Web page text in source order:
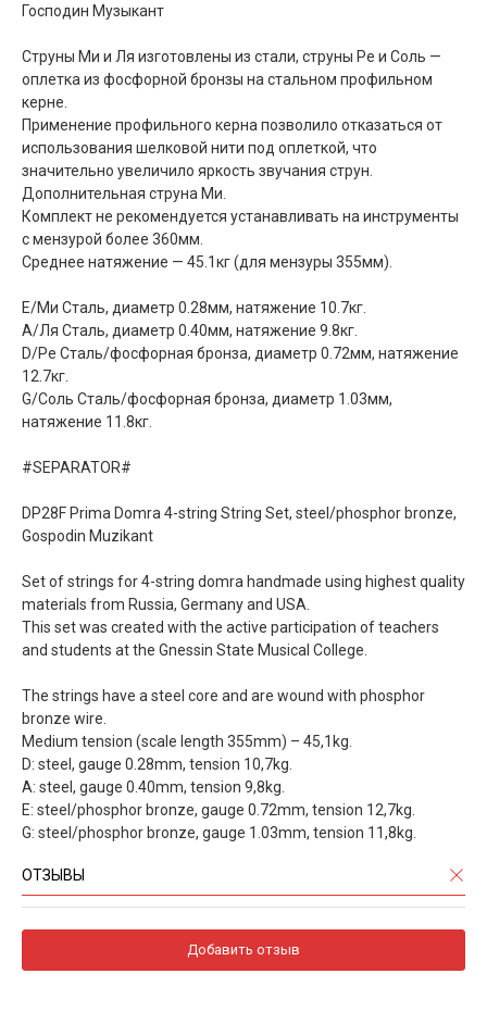
Господин Музыкант
Струны Ми и Ля изготовлены из стали, струны Ре и Соль —
оплетка из фосфорной бронзы на стальном профильном
керне.
Применение профильного керна позволило отказаться от
использования шелковой нити под оплеткой, что
значительно увеличило яркость звучания струн.
Дополнительная струна Ми.
Комплект не рекомендуется устанавливать на инструменты
с мензурой более 360мм.
Среднее натяжение — 45.1кг (для мензуры 355мм).
E/Ми Сталь, диаметр 0.28мм, натяжение 10.7кг.
А/Ля Сталь, диаметр 0.40мм, натяжение 9.8кг.
D/Ре Сталь/фосфорная бронза, диаметр 0.72мм, натяжение
12.7кг.
G/Соль Сталь/фосфорная бронза, диаметр 1.03мм,
натяжение 11.8кг.
#SEPARATOR#
DP28F Prima Domra 4-string String Set, steel/phosphor bronze,
Gospodin Muzikant
Set of strings for 4-string domra handmade using highest quality
materials from Russia, Germany and USA.
This set was created with the active participation of teachers
and students at the Gnessin State Musical College.
The strings have a steel core and are wound with phosphor
bronze wire.
Medium tension (scale length 355mm) – 45,1kg.
D: steel, gauge 0.28mm, tension 10,7kg.
A: steel, gauge 0.40mm, tension 9,8kg.
E: steel/phosphor bronze, gauge 0.72mm, tension 12,7kg.
G: steel/phosphor bronze, gauge 1.03mm, tension 11,8kg.
ОТЗЫВЫ
Добавить отзыв